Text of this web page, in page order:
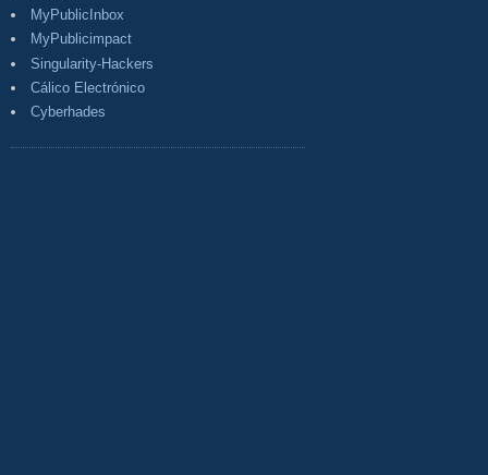
MyPublicInbox
MyPublicimpact
Singularity-Hackers
Cálico Electrónico
Cyberhades